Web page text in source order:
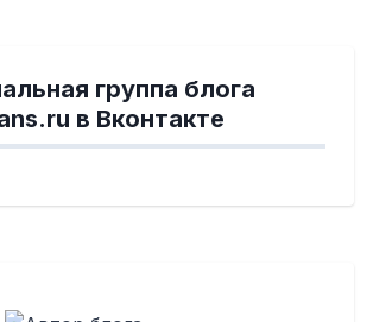
группа блога
в Вконтакте